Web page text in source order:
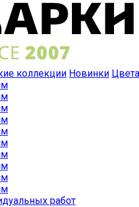
коллекции Новинки Цвета
работ